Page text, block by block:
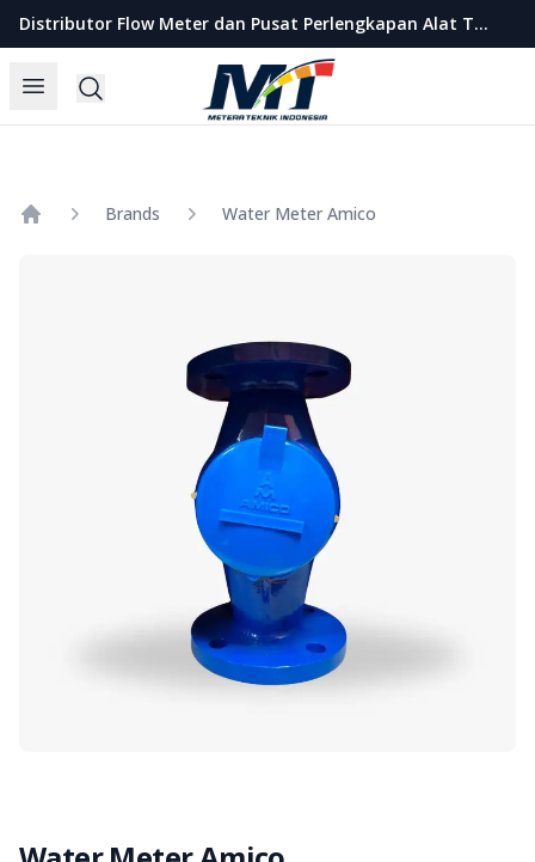
Distributor Flow Meter dan Pusat Perlengkapan Alat Teknik Indonesia
Open menu
Search
Metera Teknik Indonesia
Brands Water Meter Amico